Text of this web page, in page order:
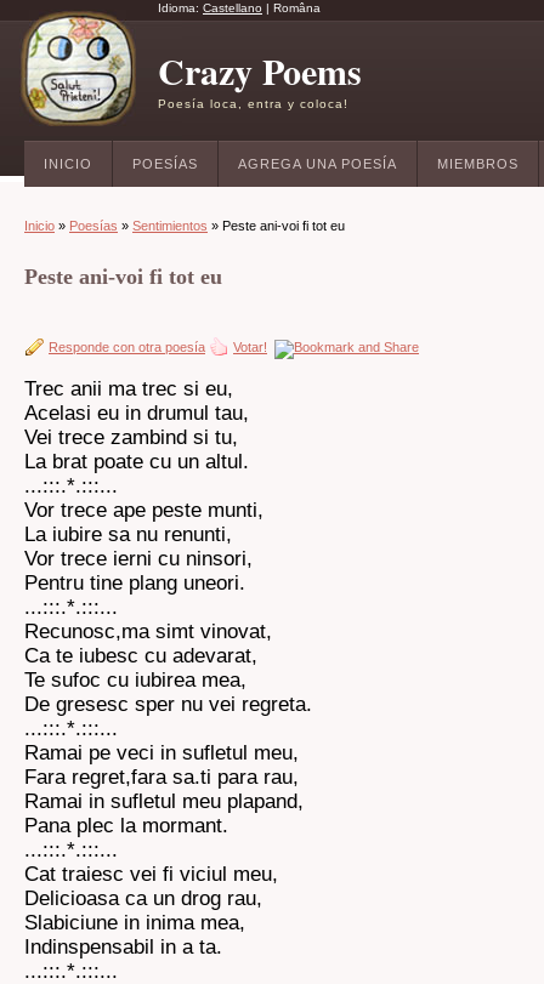
Idioma: Castellano | Româna
Crazy Poems
Poesía loca, entra y coloca!
INICIO POESÍAS AGREGA UNA POESÍA MIEMBROS
Inicio » Poesías » Sentimientos » Peste ani-voi fi tot eu
Peste ani-voi fi tot eu
Responde con otra poesía Votar!
Trec anii ma trec si eu,
Acelasi eu in drumul tau,
Vei trece zambind si tu,
La brat poate cu un altul.
...:::.*.:::...
Vor trece ape peste munti,
La iubire sa nu renunti,
Vor trece ierni cu ninsori,
Pentru tine plang uneori.
...:::.*.:::...
Recunosc,ma simt vinovat,
Ca te iubesc cu adevarat,
Te sufoc cu iubirea mea,
De gresesc sper nu vei regreta.
...:::.*.:::...
Ramai pe veci in sufletul meu,
Fara regret,fara sa.ti para rau,
Ramai in sufletul meu plapand,
Pana plec la mormant.
...:::.*.:::...
Cat traiesc vei fi viciul meu,
Delicioasa ca un drog rau,
Slabiciune in inima mea,
Indinspensabil in a ta.
...:::.*.:::...